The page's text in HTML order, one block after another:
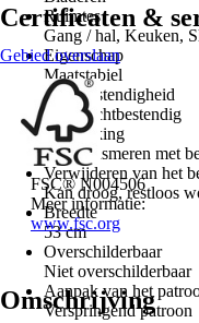
Ruimtes
Gang / hal, Keuken,
Eigenschap
Maatstabiel
Lichtbestendigheid
Goed lichtbestendig
Verwerking
Wand insmeren met
Verwijderen van het
Kan droog, restloos
Breedte
53 cm
Overschilderbaar
Niet overschilderbaar
Aanpak van het
Verspringend patroon
Certificaten &
Gebied overslaan
FSC® N004506
Meer informatie:
www.fsc.org
Omschrijving